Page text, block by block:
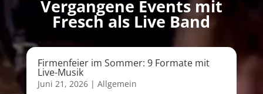
Vergangene Events mit
Fresch als Live Band
Firmenfeier im Sommer: 9 Formate mit
Live-Musik
Juni 21, 2026| Allgemein